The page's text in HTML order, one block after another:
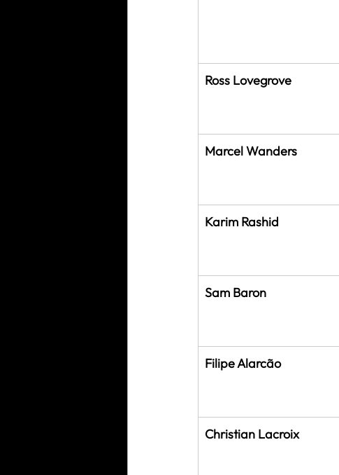
Ross Lovegrove
Marcel Wanders
Karim Rashid
Sam Baron
Filipe Alarcão
Christian Lacroix